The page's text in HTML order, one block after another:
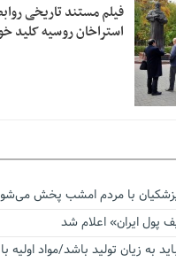
فیلم مستند تاریخی
استراخان روسیه کلید
با مردم امشب پخش
پول ایران» اعلام شد
به زیان تولید باشد/مواد اولیه